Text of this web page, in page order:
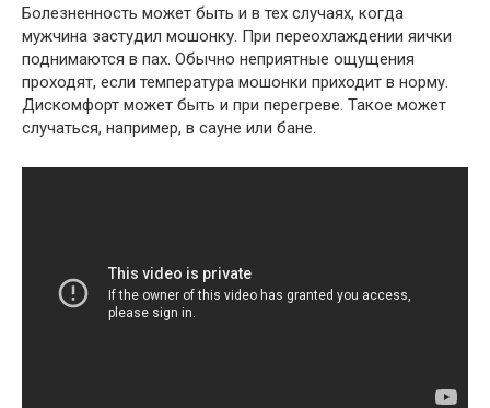
Болезненность может быть и в тех случаях, когда
мужчина застудил мошонку. При переохлаждении яички
поднимаются в пах. Обычно неприятные ощущения
проходят, если температура мошонки приходит в норму.
Дискомфорт может быть и при перегреве. Такое может
случаться, например, в сауне или бане.